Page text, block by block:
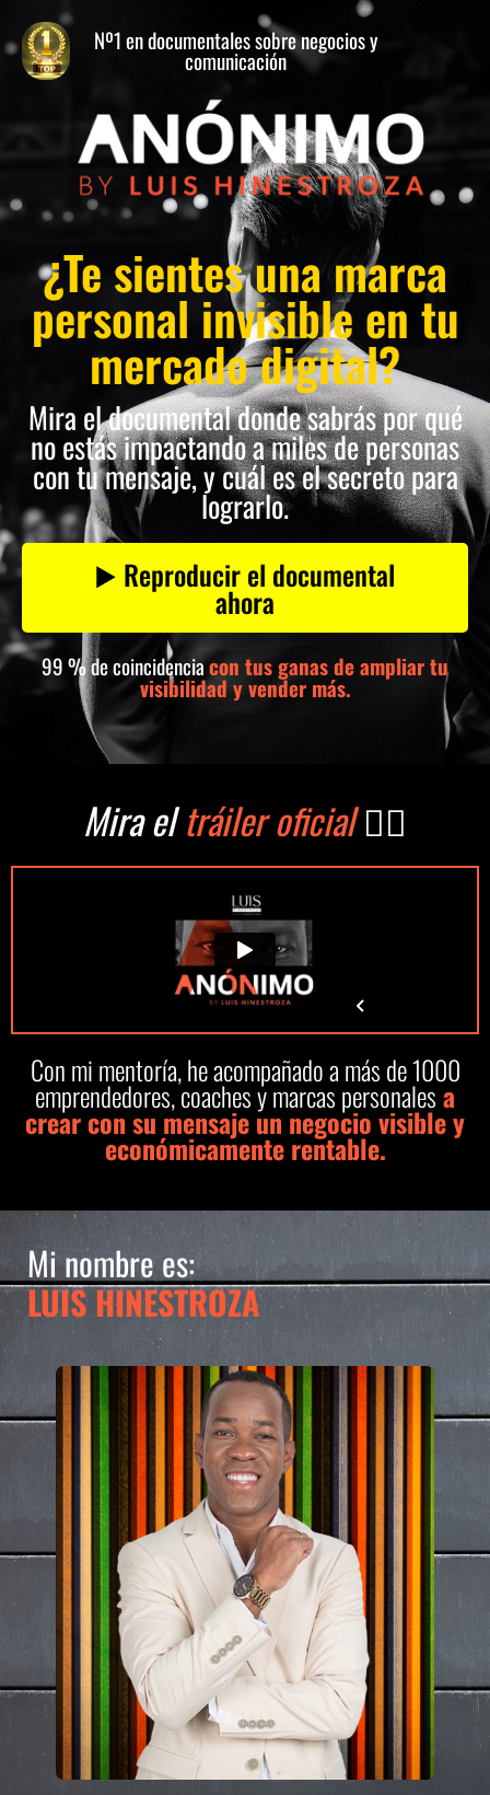
Nº1 en documentales sobre negocios y
comunicación
¿Te sientes una marca
personal invisible en tu
mercado digital?
Mira el documental donde sabrás por qué
no estás impactando a miles de personas
con tu mensaje, y cuál es el secreto para
lograrlo.
▶️ Reproducir el documental
ahora
99 % de coincidenciacon tus ganas de ampliar tu
visibilidad y vender más.
Mira eltráiler oficial👇🏼
Con mi mentoría, he acompañado a más de 1000
emprendedores, coaches y marcas personalesa
crear con su mensaje un negocio visible y
económicamente rentable.
Mi nombre es:
LUIS HINESTROZA